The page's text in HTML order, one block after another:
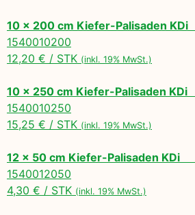
10 x 200 cm Kiefer-Palisaden KDi
1540010200
12,20 € / STK (inkl. 19% MwSt.)
10 x 250 cm Kiefer-Palisaden KDi
1540010250
15,25 € / STK (inkl. 19% MwSt.)
12 x 50 cm Kiefer-Palisaden KDi
1540012050
4,30 € / STK (inkl. 19% MwSt.)